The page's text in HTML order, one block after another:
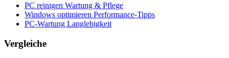
PC reinigen Wartung & Pflege
Windows optimieren Performance-Tipps
PC-Wartung Langlebigkeit
Vergleiche